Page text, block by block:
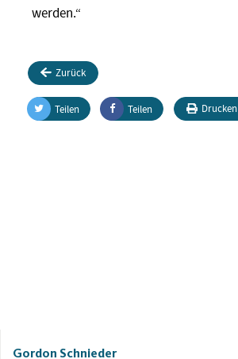
werden.“
Zurück
Teilen Teilen Drucken
Gordon Schnieder